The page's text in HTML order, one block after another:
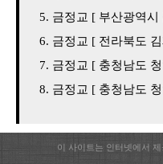
금정교 [ 부산광역시
금정교 [ 전라북도
금정교 [ 충청남도
금정교 [ 충청남도
이 사이트는 인터넷에서